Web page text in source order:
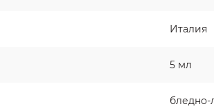
Италия
5 мл